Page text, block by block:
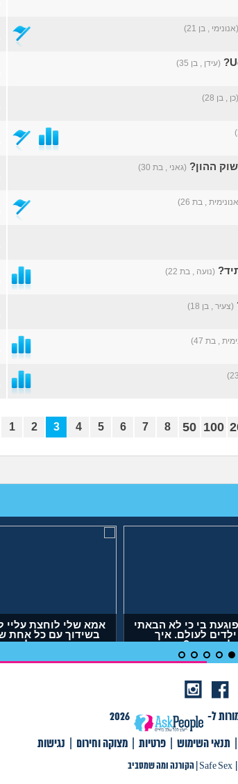
(אנונימי , בן 21)
(עידן , בן 35)
(כן , בן 28)
(גאני , בת 30)
, בת 26)
(נועה , בת 22)
(צעיר , בן 18)
, בת 47)
1 2 3 4 5 6 7 8 50 100
אמא שלי פוגעת בי כי לא הבאתי
עדיין ילדים לעולם. איך
להתמודד?
בצורה
ל-
2026
|פרטיות|תגיות|מצוקה וחירום|Ask דורקס תנאי השימוש פרטיות מצוקה וחירום נגישות
Safe Sex הקורנה ומה שמסביב